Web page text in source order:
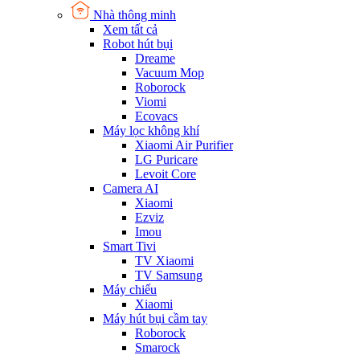
Nhà thông minh
Xem tất cả
Robot hút bụi
Dreame
Vacuum Mop
Roborock
Viomi
Ecovacs
Máy lọc không khí
Xiaomi Air Purifier
LG Puricare
Levoit Core
Camera AI
Xiaomi
Ezviz
Imou
Smart Tivi
TV Xiaomi
TV Samsung
Máy chiếu
Xiaomi
Máy hút bụi cầm tay
Roborock
Smarock